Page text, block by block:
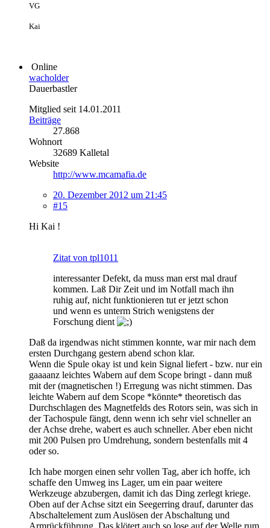
VG
Kai
Online
wacholder
Dauerbastler
Mitglied seit 14.01.2011
Beiträge
27.868
Wohnort
32689 Kalletal
Website
http://www.mcamafia.de
20. Dezember 2012 um 21:45
#15
Hi Kai !
Zitat von tpl1011
interessanter Defekt, da muss man erst mal drauf
kommen. Laß Dir Zeit und im Notfall mach ihn
ruhig auf, nicht funktionieren tut er jetzt schon
und wenn es unterm Strich wenigstens der
Forschung dient
Daß da irgendwas nicht stimmen konnte, war mir nach dem
ersten Durchgang gestern abend schon klar.
Wenn die Spule okay ist und kein Signal liefert - bzw. nur ein
gaaaanz leichtes Wabern auf dem Scope bringt - dann muß
mit der (magnetischen !) Erregung was nicht stimmen. Das
leichte Wabern auf dem Scope *könnte* theoretisch das
Durchschlagen des Magnetfelds des Rotors sein, was sich in
der Tachospule fängt, denn wenn ich sehr viel schneller an
der Achse drehe, wabert es auch schneller. Aber eben nicht
mit 200 Pulsen pro Umdrehung, sondern bestenfalls mit 4
oder so.
Ich habe morgen einen sehr vollen Tag, aber ich hoffe, ich
schaffe den Umweg ins Lager, um ein paar weitere
Werkzeuge abzubergen, damit ich das Ding zerlegt kriege.
Oben auf der Achse sitzt ein Seegerring drauf, darunter das
Abschaltelement zum Auslösen der Abschaltung und